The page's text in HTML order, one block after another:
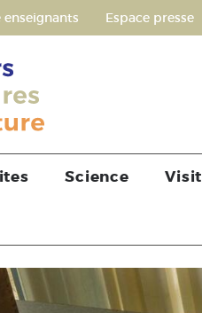
enseignants Espace presse
Science